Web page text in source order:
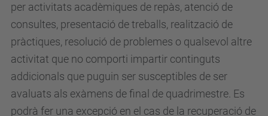
per activitats acadèmiques de repàs, atenció de
consultes, presentació de treballs, realització de
pràctiques, resolució de problemes o qualsevol altre
activitat que no comporti impartir continguts
addicionals que puguin ser susceptibles de ser
avaluats als exàmens de final de quadrimestre. Es
podrà fer una excepció en el cas de la recuperació de